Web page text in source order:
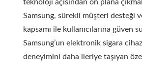
teknoloji açısından ön plana
Samsung, sürekli müşteri desteği
kapsamı ile kullanıcılarına güven
Samsung’un elektronik sigara
deneyimini daha ileriye taşıyan